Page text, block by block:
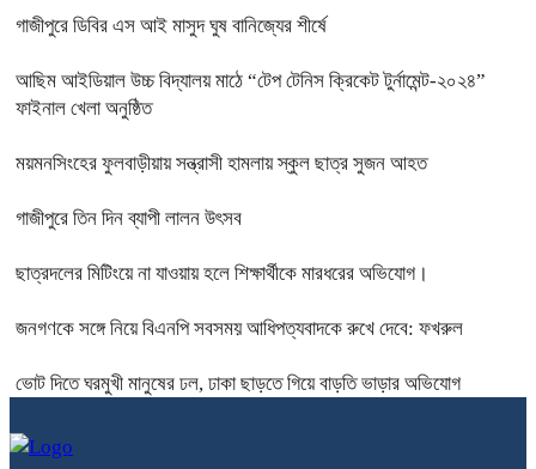
গাজীপুরে ডিবির এস আই মাসুদ ঘুষ বানিজ্যের শীর্ষে
আছিম আইডিয়াল উচ্চ বিদ্যালয় মাঠে “টেপ টেনিস ক্রিকেট টুর্নামেন্ট-২০২৪”
ফাইনাল খেলা অনুষ্ঠিত
ময়মনসিংহের ফুলবাড়ীয়ায় সন্ত্রাসী হামলায় স্কুল ছাত্র সুজন আহত
গাজীপুরে তিন দিন ব্যাপী লালন উৎসব
ছাত্রদলের মিটিংয়ে না যাওয়ায় হলে শিক্ষার্থীকে মারধরের অভিযোগ।
জনগণকে সঙ্গে নিয়ে বিএনপি সবসময় আধিপত্যবাদকে রুখে দেবে: ফখরুল
ভোট দিতে ঘরমুখী মানুষের ঢল, ঢাকা ছাড়তে গিয়ে বাড়তি ভাড়ার অভিযোগ